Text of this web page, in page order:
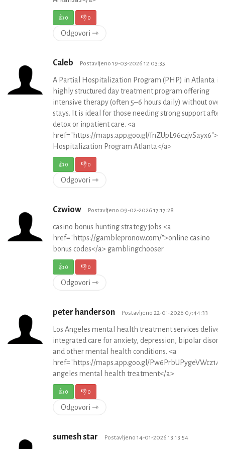
👍0 👎0
Odgovori ⇾
Caleb Postavljeno 19-03-2026 12:03:35
A Partial Hospitalization Program (PHP) in Atlanta is
highly structured day treatment program offering
intensive therapy (often 5–6 hours daily) without
stays. It is ideal for those needing strong support after
detox or inpatient care. <a
href="https://maps.app.goo.gl/
Hospitalization Program Atlanta</a>
👍0 👎0
Odgovori ⇾
Czwiow Postavljeno 09-02-2026 17:17:28
casino bonus hunting strategy jobs <a
href="https://gamblepronow.com/">online casino
bonus codes</a> gamblingchooser
👍0 👎0
Odgovori ⇾
peter handerson Postavljeno 22-01-2026 07:44:33
Los Angeles mental health treatment services
integrated care for anxiety, depression, bipolar
and other mental health conditions. <a
href="https://maps.app.goo.gl/
angeles mental health treatment</a>
👍0 👎0
Odgovori ⇾
sumesh star Postavljeno 14-01-2026 13:13:54